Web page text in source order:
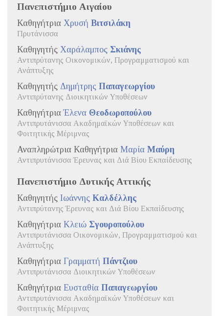
Πανεπιστήμιο Αιγαίου
Καθηγήτρια Χρυσή Βιτσιλάκη
Πρυτάνισσα
Καθηγητής Χαράλαμπος Σκιάνης
Αντιπρύτανης Οικονομικών, Προγραμματισμού και
Ανάπτυξης
Καθηγητής Δημήτρης Παπαγεωργίου
Αντιπρύτανης Διοικητικών Υποθέσεων
ΚαθηγήτριαΈλενα Θεοδωροπούλου
Αντιπρυτάνισσα Ακαδημαϊκών Υποθέσεων και
Φοιτητικής Μέριμνας
Αναπληρώτρια Καθηγήτρια Μαρία Μαύρη
Αντιπρυτάνισσα Έρευνας και Διά Βίου Εκπαίδευσης
Πανεπιστήμιο Δυτικής Αττικής
Καθηγητής Ιωάννης Καλδέλλης
Αντιπρύτανης Έρευνας και Διά Βίου Εκπαίδευσης
Καθηγήτρια Κλειώ Σγουροπούλου
Αντιπρυτάνισσα Οικονομικών, Προγραμματισμού και
Ανάπτυξης
Καθηγήτρια Γραμματή Πάντζιου
Αντιπρυτάνισσα Διοικητικών Υποθέσεων
Καθηγήτρια Ευσταθία Παπαγεωργίου
Αντιπρυτάνισσα Ακαδημαϊκών Υποθέσεων και
Φοιτητικής Μέριμνας